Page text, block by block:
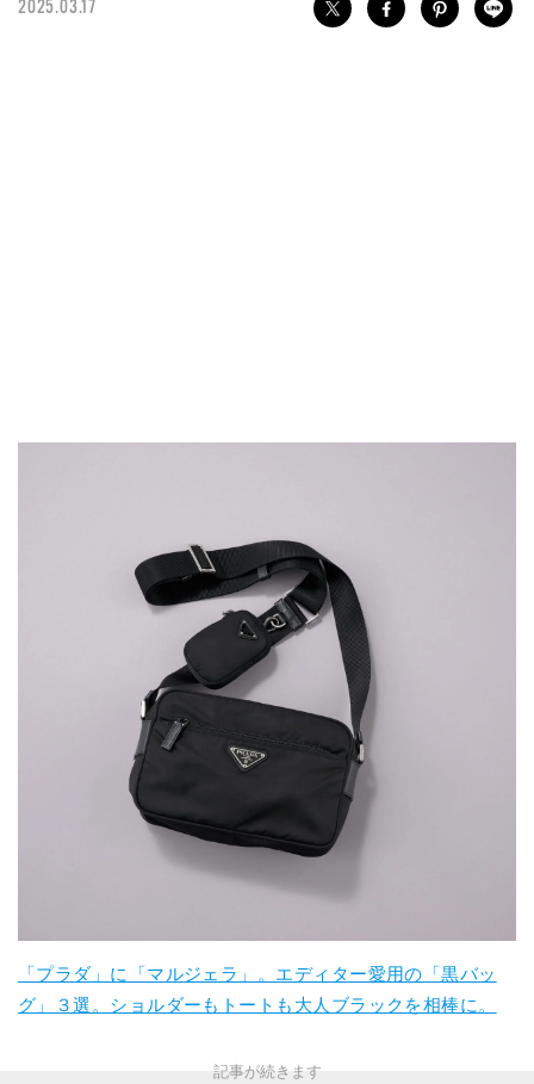
2025.03.17
「プラダ」に「マルジェラ」。エディター愛用の「黒バッ
グ」３選。ショルダーもトートも大人ブラックを相棒に。